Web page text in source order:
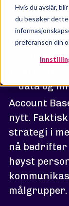
Hvis du avslår,
du besøker
preferansen din
Du har
relevante
Markeds-
definerte
data og
Account
nytt.
strategi i
nå bedrifter
høyst
målgrupper.